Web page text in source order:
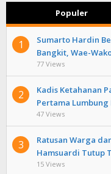
Populer
1
Sumarto Hardin
Bangkit, Wae-
77 Views
2
Kadis Ketahanan
Pertama
47 Views
3
Ratusan Warga
Hamsuardi Tutup
15 Views